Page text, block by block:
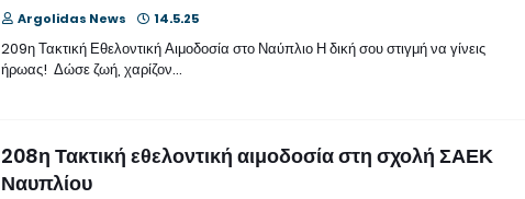
Argolidas News 14.5.25
209η Τακτική Εθελοντική Αιμοδοσία στο Ναύπλιο Η δική σου στιγμή να γίνεις
ήρωας! Δώσε ζωή, χαρίζον…
208η Τακτική εθελοντική αιμοδοσία στη σχολή ΣΑΕΚ
Ναυπλίου